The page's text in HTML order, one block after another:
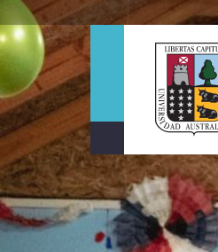
Skip
to
content